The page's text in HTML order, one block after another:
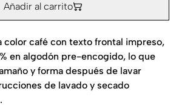
Añadir al carrito
color café con texto frontal impreso,
en algodón pre-encogido, lo que
y forma después de lavar
de lavado y secado